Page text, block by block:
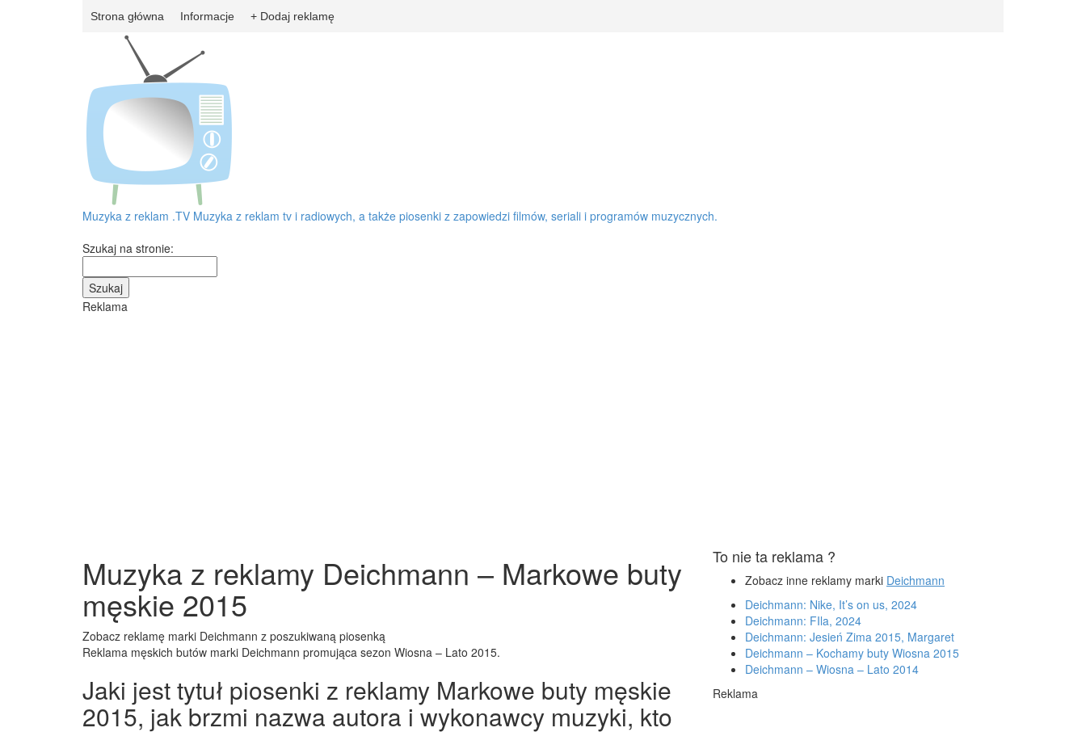
Strona główna Informacje + Dodaj reklamę
Muzyka z reklam .TV Muzyka z reklam tv i radiowych, a także piosenki z zapowiedzi filmów, seriali i programów muzycznych.
Szukaj na stronie:
Reklama
Muzyka z reklamy Deichmann – Markowe buty
męskie 2015
Zobacz reklamę marki Deichmann z poszukiwaną piosenką
Reklama męskich butów marki Deichmann promująca sezon Wiosna – Lato 2015.
Jaki jest tytuł piosenki z reklamy Markowe buty męskie
2015, jak brzmi nazwa autora i wykonawcy muzyki, kto
To nie ta reklama ?
Zobacz inne reklamy marki Deichmann
Deichmann: Nike, It’s on us, 2024
Deichmann: FIla, 2024
Deichmann: Jesień Zima 2015, Margaret
Deichmann – Kochamy buty Wiosna 2015
Deichmann – Wiosna – Lato 2014
Reklama